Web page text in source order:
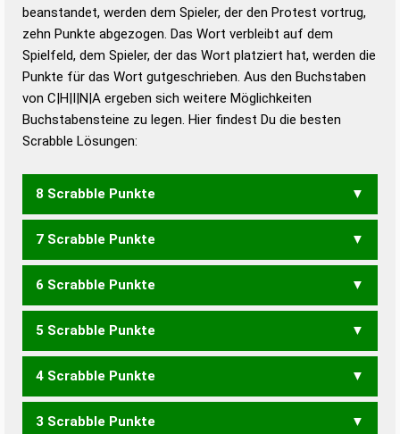
Duden – Standardwerk in 12 Bänden
Duden – Richtiges und gutes
Deutsch
Duden – Die deutsche Grammatik
Duden – Deutsches
beanstandet, werden dem Spieler, der den Protest vortrug,
zehn Punkte abgezogen. Das Wort verbleibt auf dem
Spielfeld, dem Spieler, der das Wort platziert hat, werden die
Punkte für das Wort gutgeschrieben. Aus den Buchstaben
von C|H|I|N|A ergeben sich weitere Möglichkeiten
Buchstabensteine zu legen. Hier findest Du die besten
Scrabble Lösungen:
8 Scrabble Punkte
CHAN INCH NACH
7 Scrabble Punkte
ACH ICH
6 Scrabble Punkte
ANC CIA
5 Scrabble Punkte
HAIN
4 Scrabble Punkte
AHN HAI HAN IAH IHN
3 Scrabble Punkte